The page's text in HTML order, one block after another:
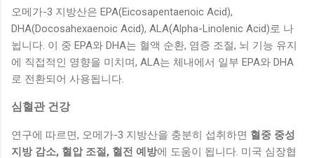
오메가-3 지방산은 EPA(Eicosapentaenoic Acid),
DHA(Docosahexaenoic Acid), ALA(Alpha-Linolenic Acid)로 나
뉩니다. 이 중 EPA와 DHA는 혈액 순환, 염증 조절, 뇌 기능 유지
에 직접적인 영향을 미치며, ALA는 체내에서 일부 EPA와 DHA
로 전환되어 사용됩니다.
심혈관 건강
연구에 따르면, 오메가-3 지방산을 충분히 섭취하면 혈중 중성
지방 감소, 혈압 조절, 혈전 예방에 도움이 됩니다. 미국 심장협